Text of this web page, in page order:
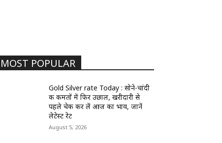
MOST POPULAR
Gold Silver rate Today : सोने-चांदी
की कीमतों में फिर उछाल, खरीदारी से
पहले चेक कर लें आज का भाव, जानें
लेटेस्ट रेट
August 5, 2026